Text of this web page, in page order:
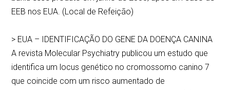
EEB nos EUA. (Local de Refeição)
> EUA – IDENTIFICAÇÃO DO GENE DA DOENÇA CANINA
A revista Molecular Psychiatry publicou um estudo que
identifica um locus genético no cromossomo canino 7
que coincide com um risco aumentado de